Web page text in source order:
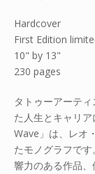
Hardcover
First Edition
10" by 13"
230 pages
タトゥーアーテ
た人生とキャリ
Wave」は、レオ
たモノグラフで
響力のある作品